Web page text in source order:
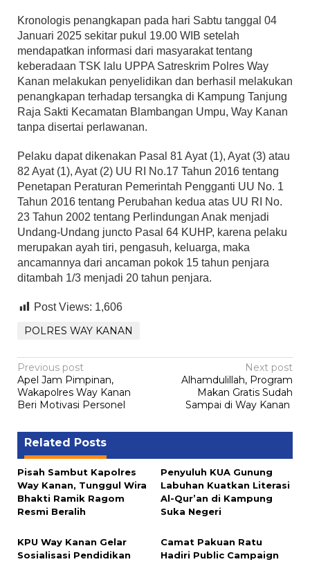
Kronologis penangkapan pada hari Sabtu tanggal 04
Januari 2025 sekitar pukul 19.00 WIB setelah
mendapatkan informasi dari masyarakat tentang
keberadaan TSK lalu UPPA Satreskrim Polres Way
Kanan melakukan penyelidikan dan berhasil melakukan
penangkapan terhadap tersangka di Kampung Tanjung
Raja Sakti Kecamatan Blambangan Umpu, Way Kanan
tanpa disertai perlawanan.
Pelaku dapat dikenakan Pasal 81 Ayat (1), Ayat (3) atau
82 Ayat (1), Ayat (2) UU RI No.17 Tahun 2016 tentang
Penetapan Peraturan Pemerintah Pengganti UU No. 1
Tahun 2016 tentang Perubahan kedua atas UU RI No.
23 Tahun 2002 tentang Perlindungan Anak menjadi
Undang-Undang juncto Pasal 64 KUHP, karena pelaku
merupakan ayah tiri, pengasuh, keluarga, maka
ancamannya dari ancaman pokok 15 tahun penjara
ditambah 1/3 menjadi 20 tahun penjara.
Post Views: 1,606
POLRES WAY KANAN
Post
navigation
Previous post
Apel Jam Pimpinan,
Wakapolres Way Kanan
Beri Motivasi Personel
Next post
Alhamdulillah, Program
Makan Gratis Sudah
Sampai di Way Kanan
Related Posts
Pisah Sambut Kapolres
Way Kanan, Tunggul Wira
Bhakti Ramik Ragom
Resmi Beralih
Penyuluh KUA Gunung
Labuhan Kuatkan Literasi
Al-Qur’an di Kampung
Suka Negeri
KPU Way Kanan Gelar
Sosialisasi Pendidikan
Camat Pakuan Ratu
Hadiri Public Campaign